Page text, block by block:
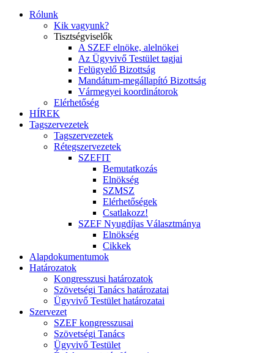
Rólunk
Kik vagyunk?
Tisztségviselők
A SZEF elnöke, alelnökei
Az Ügyvivő Testület tagjai
Felügyelő Bizottság
Mandátum-megállapító Bizottság
Vármegyei koordinátorok
Elérhetőség
HÍREK
Tagszervezetek
Tagszervezetek
Rétegszervezetek
SZEFIT
Bemutatkozás
Elnökség
SZMSZ
Elérhetőségek
Csatlakozz!
SZEF Nyugdíjas Választmánya
Elnökség
Cikkek
Alapdokumentumok
Határozatok
Kongresszusi határozatok
Szövetségi Tanács határozatai
Ügyvivő Testület határozatai
Szervezet
SZEF kongresszusai
Szövetségi Tanács
Ügyvivő Testület